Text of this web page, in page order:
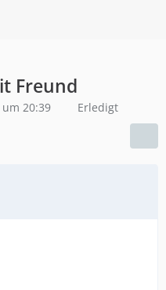
Freund
20:39 Erledigt